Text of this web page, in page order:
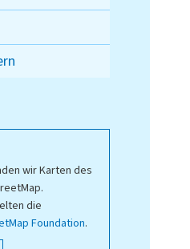
wir Karten des
die
Foundation.